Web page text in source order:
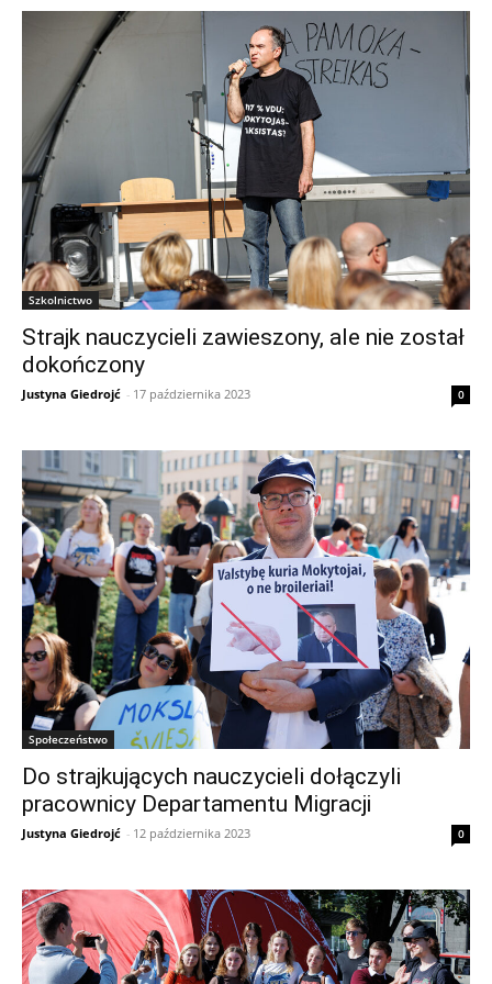
Szkolnictwo
Strajk nauczycieli zawieszony, ale nie został
dokończony
Justyna Giedrojć - 17 października 2023 0
Społeczeństwo
Do strajkujących nauczycieli dołączyli
pracownicy Departamentu Migracji
Justyna Giedrojć - 12 października 2023 0